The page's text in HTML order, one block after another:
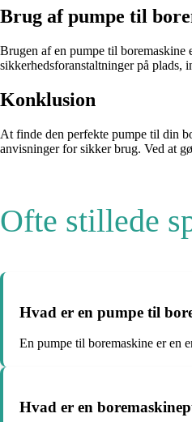
Brug af pumpe til
Brugen af en pumpe til boremaskine
sikkerhedsforanstaltninger på plads,
Konklusion
At finde den perfekte pumpe til din
anvisninger for sikker brug. Ved at
Ofte stillede
Hvad er en pumpe til
En pumpe til boremaskine er en
Hvad er en